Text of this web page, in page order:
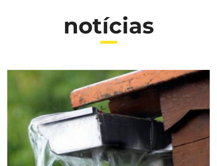
notícias